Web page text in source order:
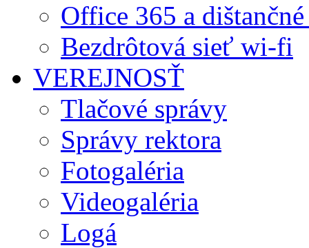
Office 365 a
Bezdrôtová sieť wi-fi
VEREJNOSŤ
Tlačové správy
Správy rektora
Fotogaléria
Videogaléria
Logá